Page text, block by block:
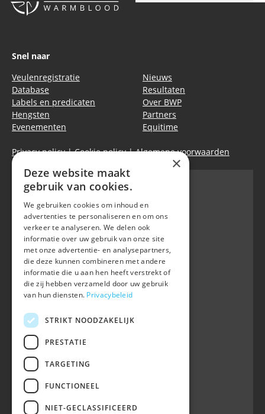
Snel naar
Veulenregistratie
Database
Labels en predicaten
Hengsten
Evenementen
Nieuws
Resultaten
Over BWP
Partners
Equitime
Privacy policy|Cookie policy|Algemene voorwaarden
Belgian Warmblood - BWP
Waversebaan 99
B-3050 OUD-HEVERLEE
+32 (0) 16 47 99 80
info@belgian-warmblood.com
BTW BE 0410.346.424
RPR Leuven
IBAN BE40 7364 0368 4863
Volg ons op
Wij zijn telefonisch bereikbaar:
woe 9u-12u
maa, din, don, vrij 13u-16u
×
Deze website maakt
gebruik van cookies.
We gebruiken cookies om inhoud en
advertenties te personaliseren en om ons
verkeer te analyseren. We delen ook
informatie over uw gebruik van onze site
met onze advertentie- en analysepartners,
die deze kunnen combineren met andere
informatie die u aan hen heeft verstrekt of
die zij hebben verzameld door uw gebruik
van hun diensten. Privacybeleid
STRIKT NOODZAKELIJK
PRESTATIE
TARGETING
FUNCTIONEEL
NIET-GECLASSIFICEERD